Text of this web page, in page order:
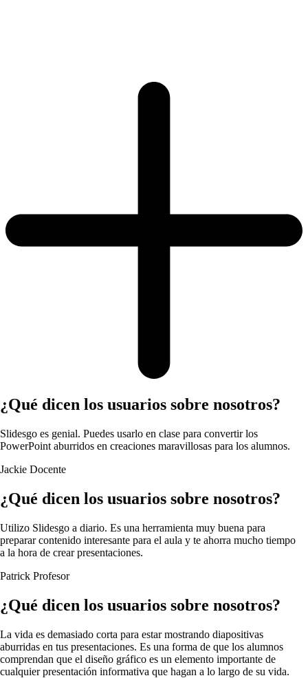
¿Qué dicen los usuarios sobre nosotros?
Slidesgo es genial. Puedes usarlo en clase para convertir los
PowerPoint aburridos en creaciones maravillosas para los alumnos.
Jackie Docente
¿Qué dicen los usuarios sobre nosotros?
Utilizo Slidesgo a diario. Es una herramienta muy buena para
preparar contenido interesante para el aula y te ahorra mucho tiempo
a la hora de crear presentaciones.
Patrick Profesor
¿Qué dicen los usuarios sobre nosotros?
La vida es demasiado corta para estar mostrando diapositivas
aburridas en tus presentaciones. Es una forma de que los alumnos
comprendan que el diseño gráfico es un elemento importante de
cualquier presentación informativa que hagan a lo largo de su vida.